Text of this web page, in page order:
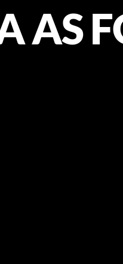
AS